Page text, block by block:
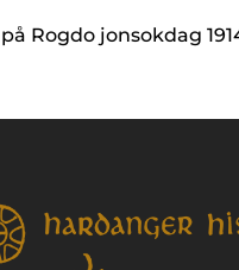
Rogdo jonsokdag